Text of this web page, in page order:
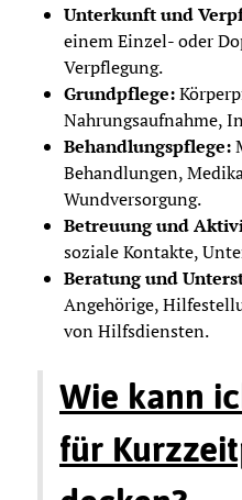
Unterkunft und
einem Einzel- oder
Verpflegung.
Grundpflege:
Nahrungsaufnahme,
Behandlungspflege:
Behandlungen,
Wundversorgung.
Betreuung und
soziale Kontakte,
Beratung und
Angehörige,
von Hilfsdiensten.
Wie kann
für